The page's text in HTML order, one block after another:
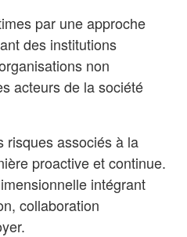
par une approche
des institutions
non
acteurs de la société
risques associés à la
proactive et continue.
intégrant
collaboration